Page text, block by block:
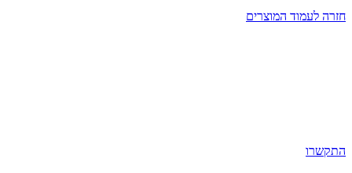
חזרה לעמוד המוצרים
התקשרו